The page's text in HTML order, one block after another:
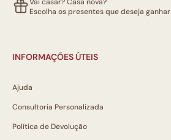
Escolha os presentes que deseja ganhar
INFORMAÇÕES ÚTEIS
Ajuda
Consultoria Personalizada
Política de Devolução